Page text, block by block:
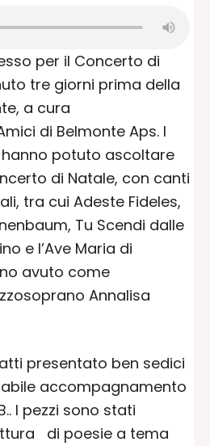
per il Concerto di
tre giorni prima della
a cura
di Belmonte Aps. I
potuto ascoltare
di Natale, con canti
tra cui Adeste Fideles,
Tu Scendi dalle
e l’Ave Maria di
avuto come
Annalisa
presentato ben sedici
accompagnamento
I pezzi sono stati
di poesie a tema